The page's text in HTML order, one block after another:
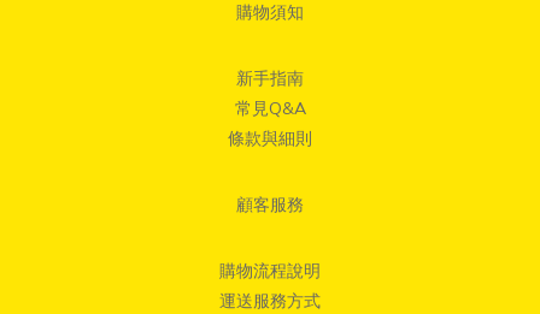
購物須知
新手指南
常見Q&A
條款與細則
顧客服務
購物流程說明
運送服務方式